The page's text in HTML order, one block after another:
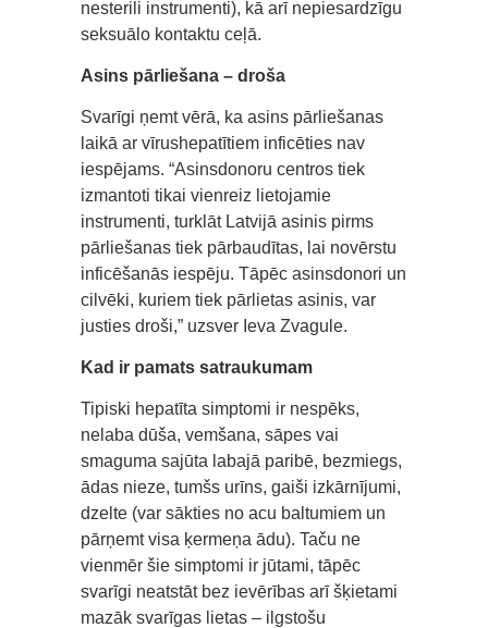
nesterili instrumenti), kā arī nepiesardzīgu
seksuālo kontaktu ceļā.
Asins pārliešana – droša
Svarīgi ņemt vērā, ka asins pārliešanas
laikā ar vīrushepatītiem inficēties nav
iespējams. “Asinsdonoru centros tiek
izmantoti tikai vienreiz lietojamie
instrumenti, turklāt Latvijā asinis pirms
pārliešanas tiek pārbaudītas, lai novērstu
inficēšanās iespēju. Tāpēc asinsdonori un
cilvēki, kuriem tiek pārlietas asinis, var
justies droši,” uzsver Ieva Zvagule.
Kad ir pamats satraukumam
Tipiski hepatīta simptomi ir nespēks,
nelaba dūša, vemšana, sāpes vai
smaguma sajūta labajā paribē, bezmiegs,
ādas nieze, tumšs urīns, gaiši izkārnījumi,
dzelte (var sākties no acu baltumiem un
pārņemt visa ķermeņa ādu). Taču ne
vienmēr šie simptomi ir jūtami, tāpēc
svarīgi neatstāt bez ievērības arī šķietami
mazāk svarīgas lietas – ilgstošu